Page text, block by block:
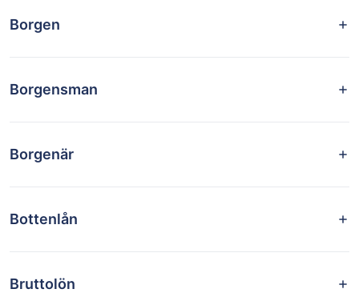
Borgen
Borgensman
Borgenär
Bottenlån
Bruttolön